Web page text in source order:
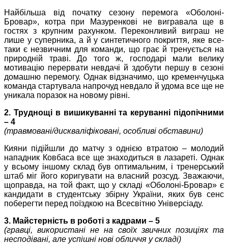
Найбільша від початку сезону перемога «Оболоні-
Бровар», котра при Мазуренкові не вигравала ще в
гостях з крупним рахунком. Переконливий виграш не
лише у суперника, а й у синтетичного покриття, яке все-
таки є незвичним для команди, що грає й тренується на
природній траві. До того ж, господарі мали велику
мотивацію перервати невдачі й здобути першу в сезоні
домашню перемогу. Однак відзначимо, що кременчуцька
команда стартувала напрочуд невдало й удома все ще не
уникала поразок на новому рівні.
2. Труднощі в вишикуванні та керуванні підопічними
– 4
(травмовані/дискваліфіковані, особливі обставини)
Кияни підійшли до матчу з однією втратою – молодий
нападник Ковбаса все ще знаходиться в лазареті. Однак
у всьому іншому склад був оптимальним, і тренерський
штаб міг його коригувати на власний розсуд. Зважаючи,
щоправда, на той факт, що у складі «Оболоні-Бровар» є
кандидати в студентську збірну України, яких був сенс
поберегти перед поїздкою на Всесвітню Універсіаду.
3. Майстерність в роботі з кадрами – 5
(гравці, використані не на своїх звичних позиціях та
несподівані, але успішні нові обличчя у складі)